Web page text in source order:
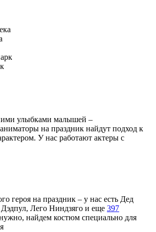
улыбками малышей –
на праздник найдут подход к
У нас работают актеры с
героя на праздник – у нас есть Дед
Лего Ниндзяго и еще 397
найдем костюм специально для